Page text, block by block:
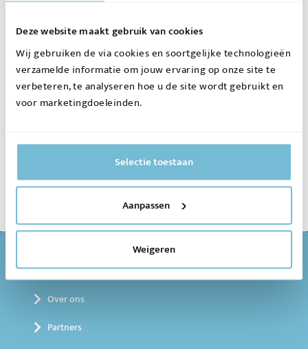
Deze website maakt gebruik van cookies
Wij gebruiken de via cookies en soortgelijke technologieën
verzamelde informatie om jouw ervaring op onze site te
verbeteren, te analyseren hoe u de site wordt gebruikt en
voor marketingdoeleinden.
Selectie toestaan
Aanpassen
Weigeren
nieuwsupdates
Wil je op de hoogte blijven? Meld je
dan nu aan!
Meld je aan voor onze
Nieuwsupdates
Regio Deal
Over ons
Partners